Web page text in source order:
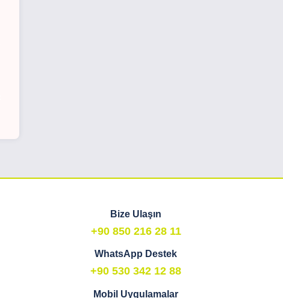
Bize Ulaşın
+90 850 216 28 11
WhatsApp Destek
+90 530 342 12 88
Mobil Uygulamalar